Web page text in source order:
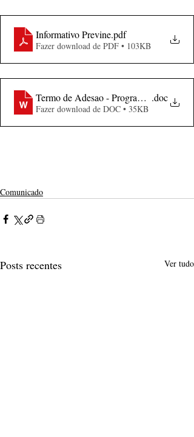
Informativo Previne.pdf
Fazer download de PDF • 103KB
Termo de Adesao - Programa Previne
.doc
Fazer download de DOC • 35KB
Comunicado
Posts recentes Ver tudo